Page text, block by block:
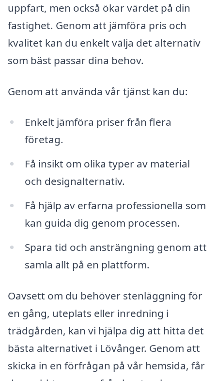
uppfart, men också ökar värdet på din
fastighet. Genom att jämföra pris och
kvalitet kan du enkelt välja det alternativ
som bäst passar dina behov.
Genom att använda vår tjänst kan du:
Enkelt jämföra priser från flera
företag.
Få insikt om olika typer av material
och designalternativ.
Få hjälp av erfarna professionella som
kan guida dig genom processen.
Spara tid och ansträngning genom att
samla allt på en plattform.
Oavsett om du behöver stenläggning för
en gång, uteplats eller inredning i
trädgården, kan vi hjälpa dig att hitta det
bästa alternativet i Lövånger. Genom att
skicka in en förfrågan på vår hemsida, får